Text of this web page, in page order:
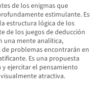
de los enigmas que
estimulante. Es
estructura lógica de los
de los juegos de deducción
una mente analítica,
problemas encontrarán en
Es una propuesta
ejercitar el pensamiento
atractiva.